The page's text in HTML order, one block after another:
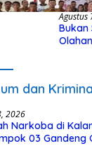
Agustus
Bukan
dan
2026
Narkoba di
03 Gandeng